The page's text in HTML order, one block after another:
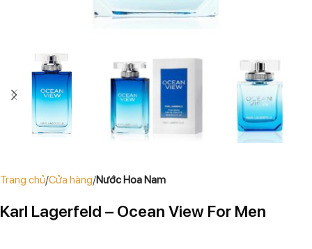
Trang chủ Cửa hàng Nước Hoa Nam
Karl Lagerfeld – Ocean View For Men